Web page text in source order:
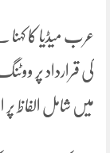
عرب میڈیا کا
کی قرارداد پر
میں شامل الفاظ